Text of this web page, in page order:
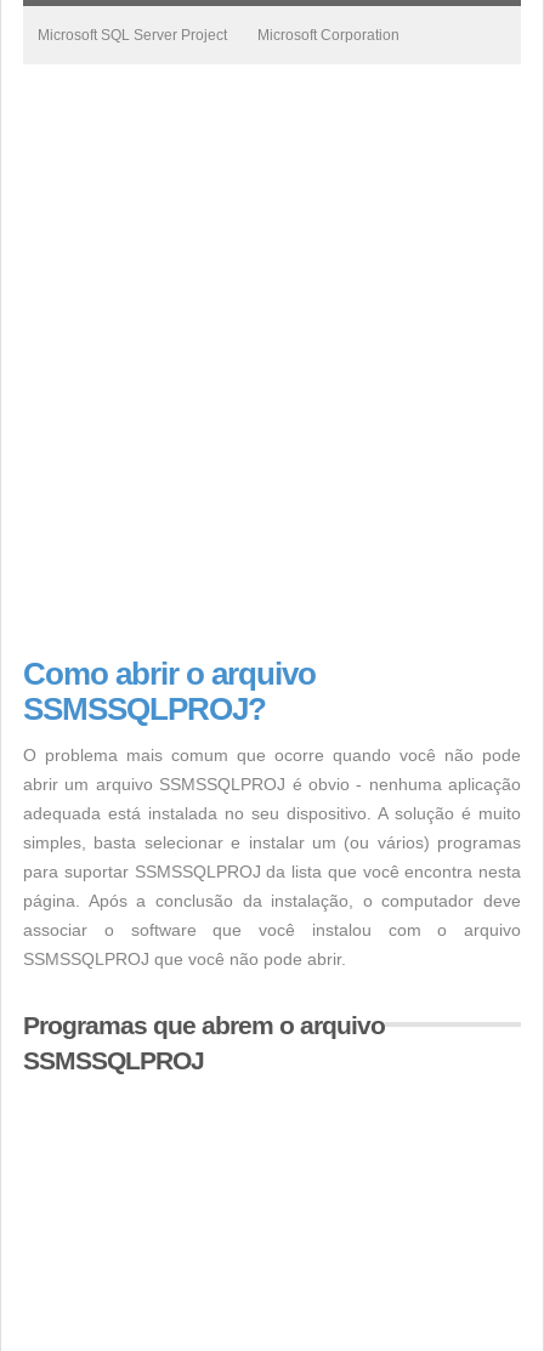
Microsoft SQL Server Project Microsoft Corporation
Como abrir o arquivo
SSMSSQLPROJ?
O problema mais comum que ocorre quando você não pode
abrir um arquivo SSMSSQLPROJ é obvio - nenhuma aplicação
adequada está instalada no seu dispositivo. A solução é muito
simples, basta selecionar e instalar um (ou vários) programas
para suportar SSMSSQLPROJ da lista que você encontra nesta
página. Após a conclusão da instalação, o computador deve
associar o software que você instalou com o arquivo
SSMSSQLPROJ que você não pode abrir.
Programas que abrem o arquivo
SSMSSQLPROJ